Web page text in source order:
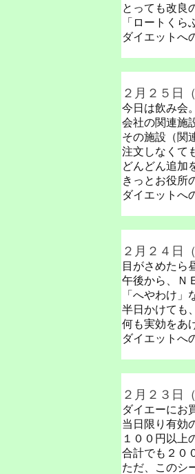
とっても改良
「ロートく
ダイエットへ
２月２５日（
今日は飲み会
会社の関連施
その施設（関
注文しなくて
どんどん追加
きっとお役所
ダイエットへ
２月２４日（
目がさめたら
午後から、Ｎ
「へやわけ」
半日かけても
何も実効をあ
ダイエットへ
２月２３日（
ダイエーにお
当日限り有効
１００円以上
合計でも２０
ただ、このシ